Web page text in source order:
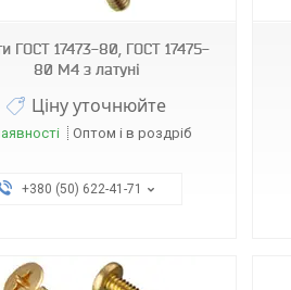
ГОСТ 17473-80, ГОСТ 17475-
80 М4 з латуні
Ціну уточнюйте
Оптом і в роздріб
+380 (50) 622-41-71